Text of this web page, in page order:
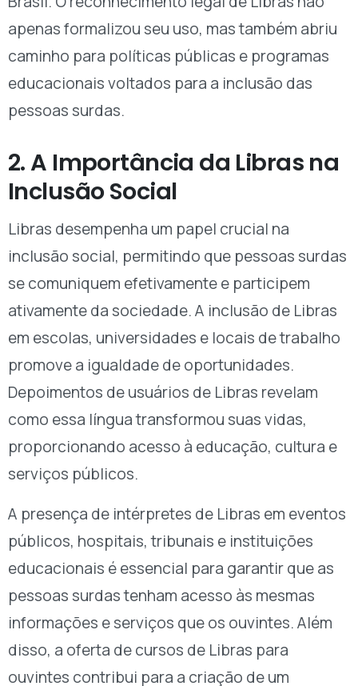
apenas formalizou seu uso, mas também abriu
caminho para políticas públicas e programas
educacionais voltados para a inclusão das
pessoas surdas.
2. A Importância da Libras na
Inclusão Social
Libras desempenha um papel crucial na
inclusão social, permitindo que pessoas surdas
se comuniquem efetivamente e participem
ativamente da sociedade. A inclusão de Libras
em escolas, universidades e locais de trabalho
promove a igualdade de oportunidades.
Depoimentos de usuários de Libras revelam
como essa língua transformou suas vidas,
proporcionando acesso à educação, cultura e
serviços públicos.
A presença de intérpretes de Libras em eventos
públicos, hospitais, tribunais e instituições
educacionais é essencial para garantir que as
pessoas surdas tenham acesso às mesmas
informações e serviços que os ouvintes. Além
disso, a oferta de cursos de Libras para
ouvintes contribui para a criação de um